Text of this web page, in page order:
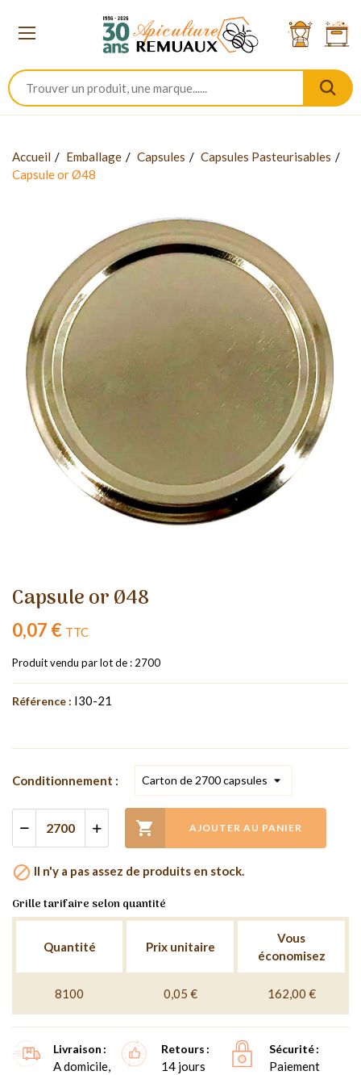
Accueil Emballage Capsules
Capsules Pasteurisables
Capsule or Ø48
Capsule or Ø48
0,07 € TTC
Produit vendu par lot de : 2700
Référence : I30-21
Conditionnement :
 AJOUTER AU PANIER
 Il n'y a pas assez de produits en stock.
Grille tarifaire selon quantité
Quantité Prix unitaire
Vous
économisez
8100 0,05 € 162,00 €
Livraison
A domicile,
Retours
14 jours
Sécurité
Paiement